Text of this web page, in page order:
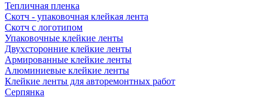
Тепличная пленка
Скотч - упаковочная клейкая лента
Скотч с логотипом
Упаковочные клейкие ленты
Двухсторонние клейкие ленты
Армированные клейкие ленты
Алюминиевые клейкие ленты
Клейкие ленты для авторемонтных работ
Серпянка